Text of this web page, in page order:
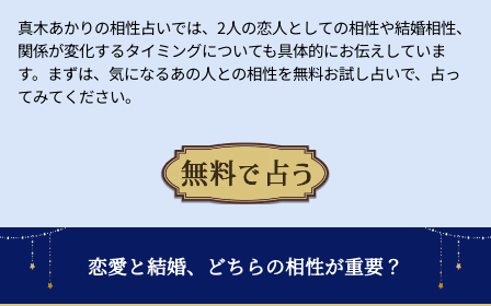
真木あかりの相性占いでは、2人の恋人としての相性や結婚相性、
関係が変化するタイミングについても具体的にお伝えしていま
す。まずは、気になるあの人との相性を無料お試し占いで、占っ
てみてください。
恋愛と結婚、どちらの相性が重要？